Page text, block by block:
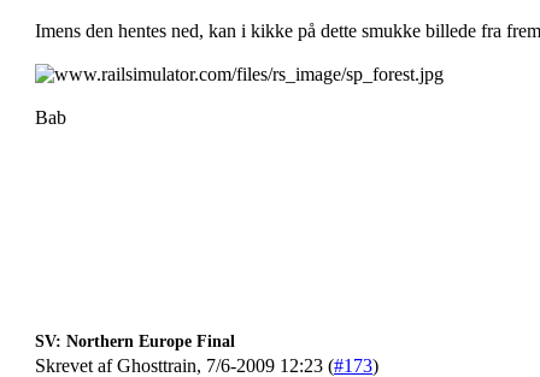
Imens den hentes ned, kan i kikke på dette smukke billede fra
Bab
SV: Northern Europe Final
Skrevet af Ghosttrain, 7/6-2009 12:23 (#173)